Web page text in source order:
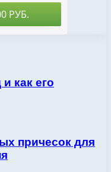
как его
причесок для